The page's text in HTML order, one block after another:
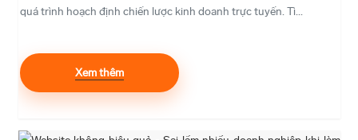
quá trình hoạch định chiến lược kinh doanh trực tuyến. Tì...
Xem thêm